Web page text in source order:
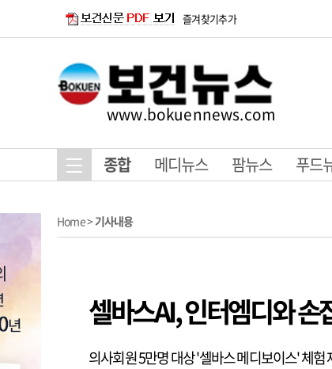
즐겨찾기추가
www.bokuennews.com
종합 메디뉴스 팜뉴스 푸드
Home>기사내용
셀바스AI, 인터엠디와 손
의사회원 5만명 대상 '셀바스 메디보이스' 체